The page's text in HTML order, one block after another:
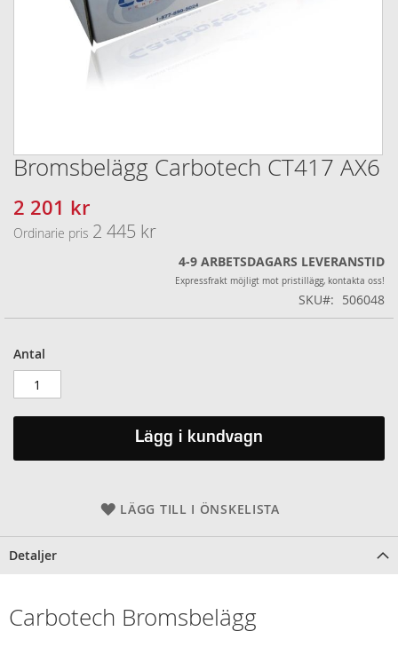
Bromsbelägg Carbotech CT417 AX6
Ordinarie pris 2 445 kr
Specialpris
2 201 kr
4-9 ARBETSDAGARS LEVERANSTID
Expressfrakt möjligt mot pristillägg, kontakta oss!
SKU 506048
Antal
Lägg i kundvagn
LÄGG TILL I ÖNSKELISTA
Hoppa
till
början
av
bildgalleriet
Detaljer
Carbotech Bromsbelägg